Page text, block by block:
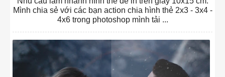
Mình chia sẻ với các bạn action chia hình thẻ 2x3 - 3x4 -
4x6 trong photoshop mình tải ...